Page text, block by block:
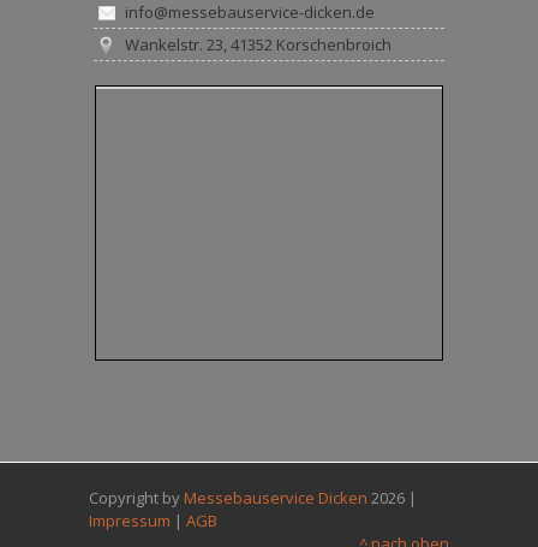
info@messebauservice-dicken.de
Wankelstr. 23, 41352 Korschenbroich
Copyright by Messebauservice Dicken 2026 |
Impressum | AGB